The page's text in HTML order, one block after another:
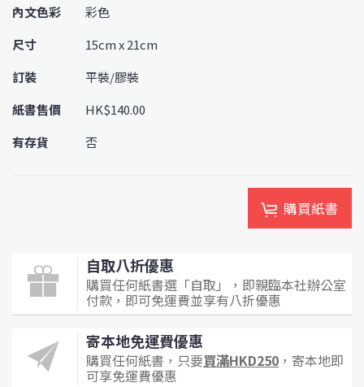
內文色彩
彩色
尺寸
15cm x 21cm
訂裝
平裝/膠裝
紙書售價
HK$140.00
有存貨
否
購買紙書
自取八折優惠
購買任何紙書選「自取」，即親臨本社辦公室
付款，即可免運費並享有八折優惠
寄本地免運費優惠
購買任何紙書，只要買滿HKD250 ，寄本地即
可享免運費優惠